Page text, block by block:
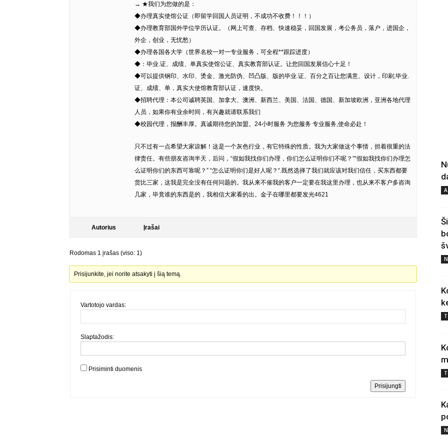
→ ★我们为您做的是：
◆办理真实使馆公证（即留学回国人员证明，不成功不收费！！！）
◆办理教育部国外学位学历认证。（网上可查、存档、快速稳妥，回国发展，考公务员，落户，进国企，
外企，创业，无忧愁）
◆办理各国各大学（世界名校一对一专业服务，可全程**跟踪进度）
◆：毕业.证、成绩、单真实使馆公证、真实教育部认证。让您回国发展信心十足！
◆可以提供钢印、水印、烫金、激光防伪、凹凸版、版的毕业.证、百分之百让您满意、设计，印刷;毕业.
证、成绩、单，真实大使馆教育部认证，速度快。
◆招聘代理：本公司诚聘英国、加拿大、澳洲、新西兰、美国、法国、德国、新加坡欧洲，亚洲各地代理
人员，如果你有业余时间，有兴趣就请联系我们
◆校园代理，报酬丰厚。真诚期待您的加盟。24小时服务 为您服务 专业服务,使命必赴！
只不过有一点希望大家谅解！这是一个灰色行业，有它特殊的性质。我为大家做这个事情，担着很重的法
律责任。有些朋友咨询半天，后问，“假如我找你们办理，你们怎么证明你们不呢？”“假如我找你们办理怎
么证明你们的东西可靠呢？” “怎么证明你们是好人呢？“.既然选择了我们就应该对我们信任，买东西都要
货比三家，这我是完全没有任何问题的。我从来不催我的客户一定要在我这里办理，也从来不客户多咨询
几家，毕竟谁的东西是的，我相信大家看的出。金子在哪里都要发光4621
Autorius Įrašai
Rodomas 1 įrašas (viso: 1)
Prisijunkite, jei norite atsakyti į šią temą.
Vartotojo vardas:
Slaptažodis:
Prisiminti duomenis
Prisijungti